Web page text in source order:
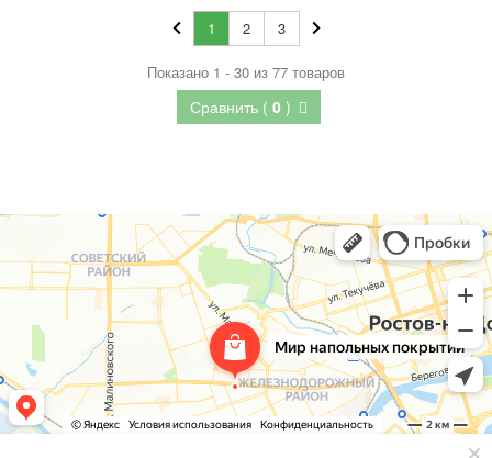
Сравнить ( 0 )
1 2 3
Показано 1 - 30 из 77 товаров